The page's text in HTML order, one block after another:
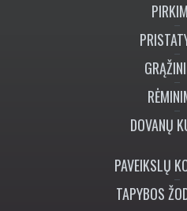
DOVANŲ
PAVEIKSLŲ
TAPYBOS